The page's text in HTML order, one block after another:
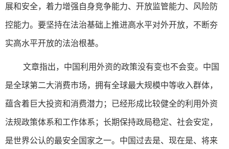
展和安全，着力增强自身竞争能力、开放监管能力、风险防
控能力。要坚持在法治基础上推进高水平对外开放，不断夯
实高水平开放的法治根基。
文章指出，中国利用外资的政策没有变也不会变。中国
是全球第二大消费市场，拥有全球最大规模中等收入群体，
蕴含着巨大投资和消费潜力；已经形成比较健全的利用外资
法规政策体系和工作体系；长期保持政局稳定、社会安定，
是世界公认的最安全国家之一。中国过去是、现在是、将来